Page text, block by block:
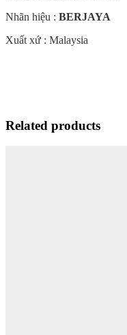
Nhãn hiệu : BERJAYA
Xuất xứ : Malaysia
Related products